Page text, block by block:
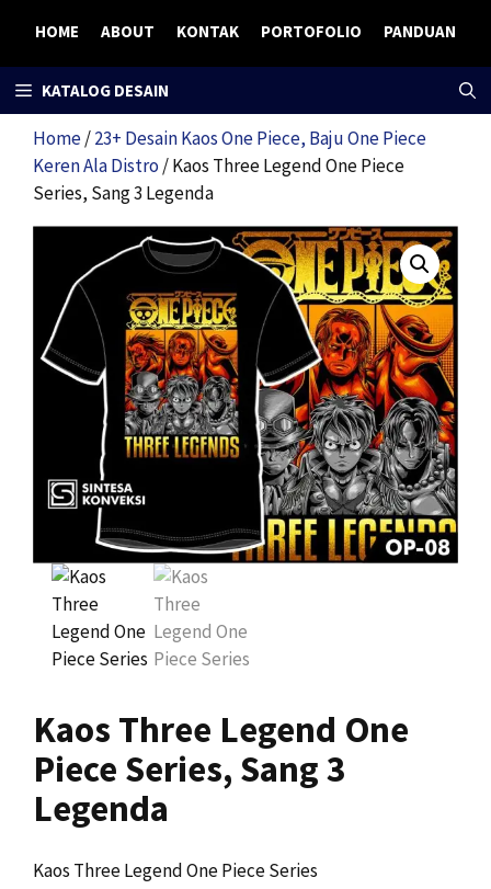
content
HOME ABOUT KONTAK PORTOFOLIO PANDUAN
KATALOG DESAIN
Home/23+ Desain Kaos One Piece, Baju One Piece
Keren Ala Distro / Kaos Three Legend One Piece
Series, Sang 3 Legenda
Kaos Three Legend One
Piece Series, Sang 3
Legenda
Kaos Three Legend One Piece Series